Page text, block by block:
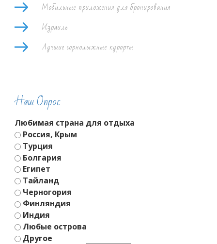
Мобильные приложения для бронирования
Израиль
Лучшие горнолыжные курорты
Наш Опрос
Любимая страна для отдыха
Россия, Крым
Турция
Болгария
Египет
Тайланд
Черногория
Финляндия
Индия
Любые острова
Другое